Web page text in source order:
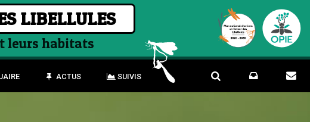
LIBELLULES
leurs habitats
ACTUS SUIVIS